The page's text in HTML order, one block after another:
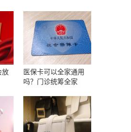
放
医保卡可以全家通用
吗？门诊统筹全家